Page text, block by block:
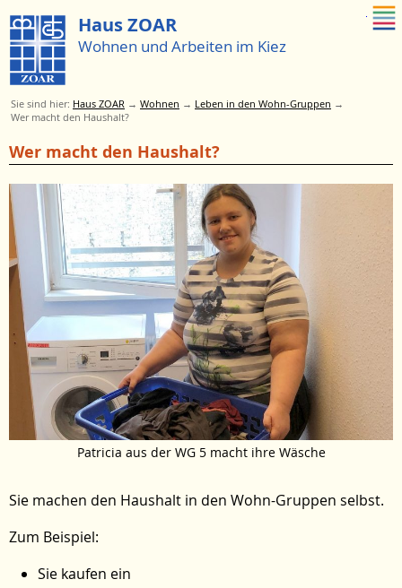
Haus ZOAR
Wohnen und Arbeiten im Kiez
Menü
Wer macht den Haushalt?
Patricia aus der WG 5 macht ihre Wäsche
Sie machen den Haushalt in den Wohn-Gruppen selbst.
Zum Beispiel:
Sie kaufen ein
Sie sind hier: Haus ZOAR → Wohnen → Leben in den Wohn-Gruppen →
Wer macht den Haushalt?